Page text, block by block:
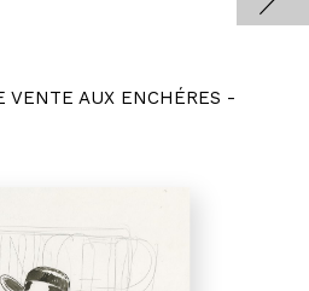
AUX ENCHÉRES -